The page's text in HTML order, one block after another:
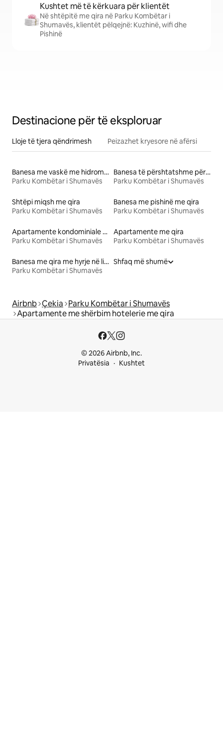
Kushtet më të kërkuara për klientët
Në shtëpitë me qira në Parku Kombëtar i
Shumavës, klientët pëlqejnë: Kuzhinë, wifi dhe
Pishinë
Destinacione për të eksploruar
Lloje të tjera qëndrimesh Peizazhet kryesore në afërsi
Banesa me vaskë me hidromasazh me qira
Parku Kombëtar i Shumavës
Banesa të përshtatshme për familje me qira
Parku Kombëtar i Shumavës
Shtëpi miqsh me qira
Parku Kombëtar i Shumavës
Banesa me pishinë me qira
Parku Kombëtar i Shumavës
Apartamente kondominiale me qira
Parku Kombëtar i Shumavës
Apartamente me qira
Parku Kombëtar i Shumavës
Banesa me qira me hyrje në liqen
Parku Kombëtar i Shumavës
Shfaq më shumë
Airbnb Çekia Parku Kombëtar i Shumavës
Apartamente me shërbim hotelerie me qira
© 2026 Airbnb, Inc.
Privatësia
Kushtet